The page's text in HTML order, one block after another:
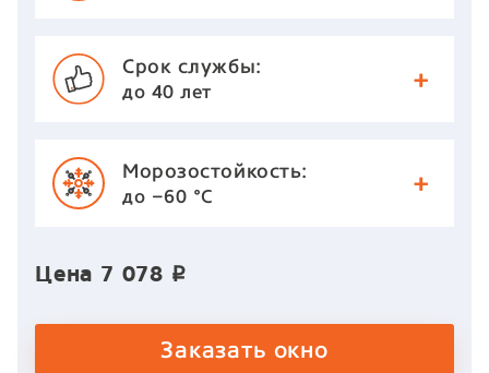
Срок службы:
до 40 лет
Морозостойкость:
до −60 °С
Цена 7 078 p
Заказать окно